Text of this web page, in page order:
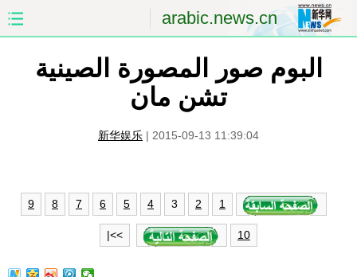
arabic.news.cn
الاقتصاد
الرياضة السياحة والبيئة
مؤتمر صحفى للخارجية
البوم صور المصورة الصينية
تشن مان
新华娱乐 | 2015-09-13 11:39:04
1
2
3
4
5
6
7
8
9
10
>>|